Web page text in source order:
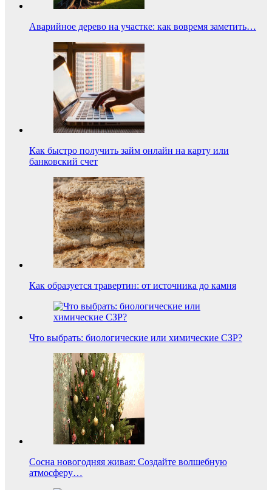
Аварийное дерево на участке: как вовремя заметить…
Как быстро получить займ онлайн на карту или
банковский счет
Как образуется травертин: от источника до камня
Что выбрать: биологические или химические СЗР?
Сосна новогодняя живая: Создайте волшебную
атмосферу…